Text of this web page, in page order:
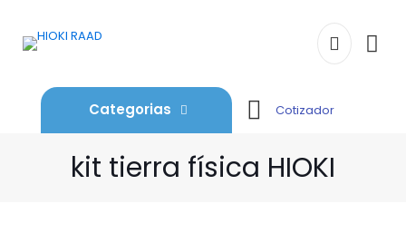
Categorias Cotizador
kit tierra física HIOKI